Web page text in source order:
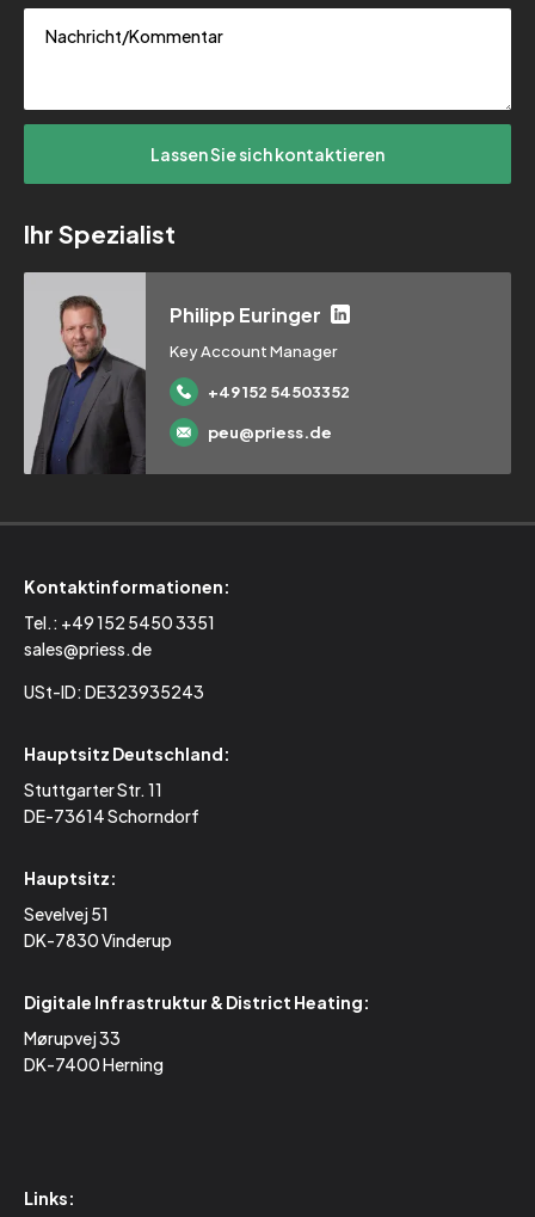
Ihr Spezialist
Philipp Euringer
Key Account Manager
+49 152 54503352
peu@priess.de
Kontaktinformationen:
Tel.: +49 152 5450 3351
sales@priess.de
USt-ID: DE323935243
Hauptsitz Deutschland:
Stuttgarter Str. 11
DE-73614 Schorndorf
Hauptsitz:
Sevelvej 51
DK-7830 Vinderup
Digitale Infrastruktur & District Heating:
Mørupvej 33
DK-7400 Herning
Links: